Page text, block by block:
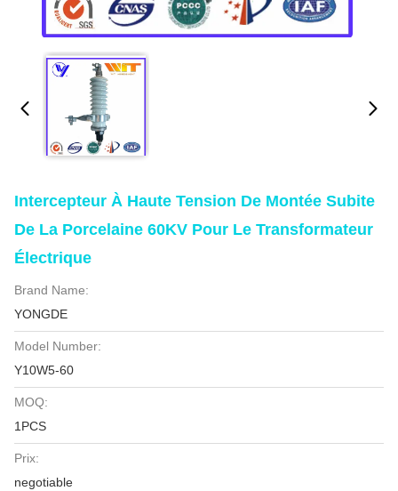
Intercepteur À Haute Tension De Montée Subite
De La Porcelaine 60KV Pour Le Transformateur
Électrique
Brand Name:
YONGDE
Model Number:
Y10W5-60
MOQ:
1PCS
Prix:
negotiable